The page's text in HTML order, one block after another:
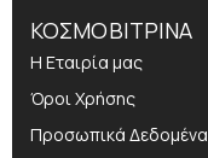
ΚΟΣΜΟΒΙΤΡΙΝΑ
Η Εταιρία μας
Όροι Χρήσης
Προσωπικά Δεδομένα